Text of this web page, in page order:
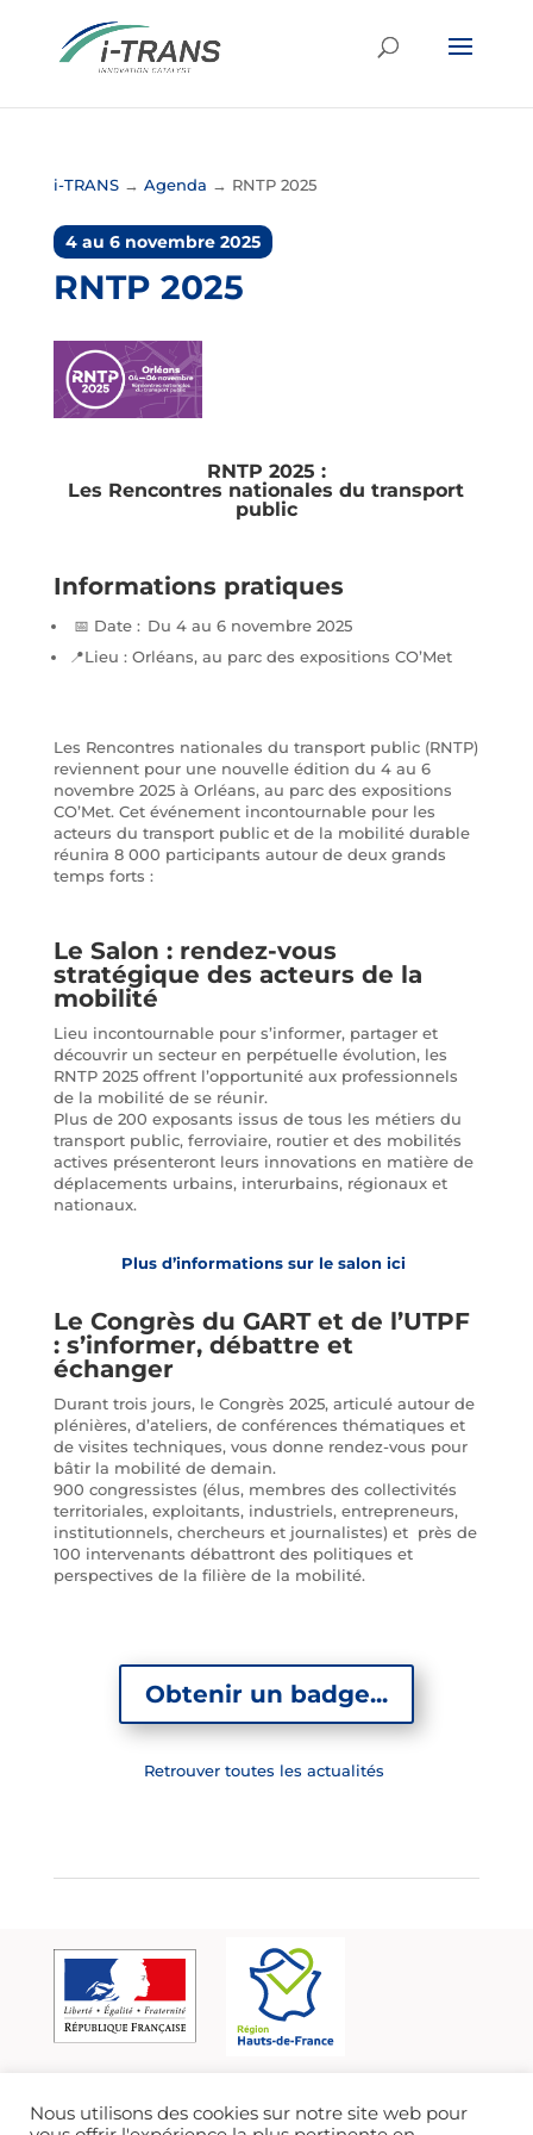
i-TRANS→ Agenda → RNTP 2025
4 au 6 novembre 2025
RNTP 2025
RNTP 2025 :
Les Rencontres nationales du transport
public
Informations pratiques
📅 Date : Du 4 au 6 novembre 2025
📍Lieu : Orléans, au parc des expositions CO’Met
Les Rencontres nationales du transport public (RNTP)
reviennent pour une nouvelle édition du 4 au 6
novembre 2025 à Orléans, au parc des expositions
CO’Met. Cet événement incontournable pour les
acteurs du transport public et de la mobilité durable
réunira 8 000 participants autour de deux grands
temps forts :
Le Salon : rendez-vous
stratégique des acteurs de la
mobilité
Lieu incontournable pour s’informer, partager et
découvrir un secteur en perpétuelle évolution, les
RNTP 2025 offrent l’opportunité aux professionnels
de la mobilité de se réunir.
Plus de 200 exposants issus de tous les métiers du
transport public, ferroviaire, routier et des mobilités
actives présenteront leurs innovations en matière de
déplacements urbains, interurbains, régionaux et
nationaux.
Plus d’informations sur le salon ici
Le Congrès du GART et de l’UTPF
: s’informer, débattre et
échanger
Durant trois jours, le Congrès 2025, articulé autour de
plénières, d’ateliers, de conférences thématiques et
de visites techniques, vous donne rendez-vous pour
bâtir la mobilité de demain.
900 congressistes (élus, membres des collectivités
territoriales, exploitants, industriels, entrepreneurs,
institutionnels, chercheurs et journalistes) et près de
100 intervenants débattront des politiques et
perspectives de la filière de la mobilité.
Obtenir un badge...
Retrouver toutes les actualités
Nous utilisons des cookies sur notre site web pour